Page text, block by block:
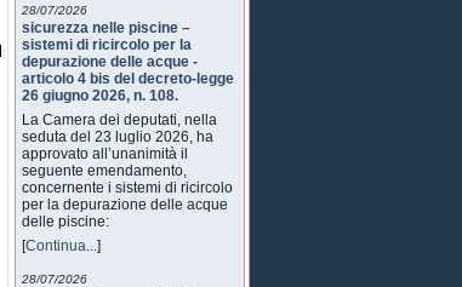
28/07/2026
sicurezza nelle piscine –
sistemi di ricircolo per la
depurazione delle acque -
articolo 4 bis del decreto-legge
26 giugno 2026, n. 108.
La Camera dei deputati, nella
seduta del 23 luglio 2026, ha
approvato all’unanimità il
seguente emendamento,
concernente i sistemi di ricircolo
per la depurazione delle acque
delle piscine:
[Continua...]
28/07/2026